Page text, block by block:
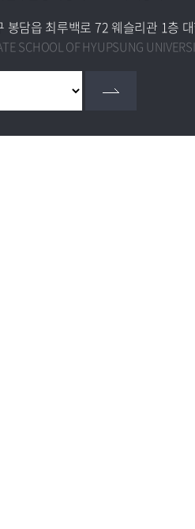
봉담읍 최루백로 72 웨슬리관 1층
SCHOOL OF HYUPSUNG